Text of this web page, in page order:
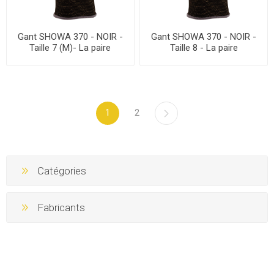
Gant SHOWA 370 - NOIR -
Taille 7 (M)- La paire
Gant SHOWA 370 - NOIR -
Taille 8 - La paire
1 2
Catégories
Fabricants